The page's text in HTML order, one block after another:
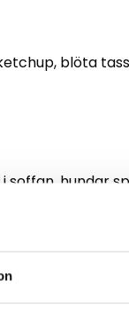
blöta
hundar
mycket.